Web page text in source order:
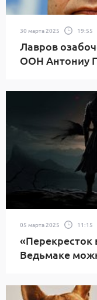
30 марта 2025 19:55
Лавров
ООН Антониу
05 марта 2025 11:15
«Перекресток
Ведьмаке